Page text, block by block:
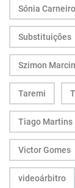
Sónia Carneiro
Substituições
Szimon
Taremi
Tiago Martins
Victor Gomes
videoárbitro